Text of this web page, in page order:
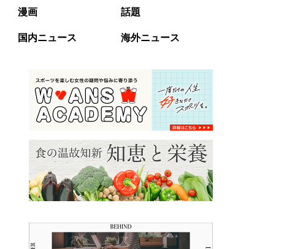
漫画 話題
国内ニュース 海外ニュース